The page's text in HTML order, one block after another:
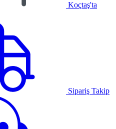
Koçtaş'ta
Sipariş Takip